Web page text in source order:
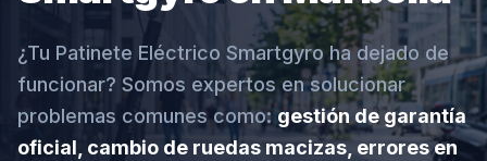
¿Tu Patinete Eléctrico Smartgyro ha dejado de
funcionar? Somos expertos en solucionar
problemas comunes como:gestión de garantía
oficial, cambio de ruedas macizas, errores en